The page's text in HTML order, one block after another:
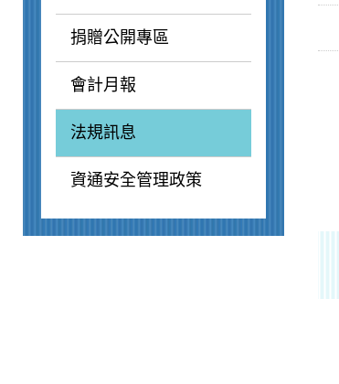
捐贈公開專區
會計月報
法規訊息
資通安全管理政策